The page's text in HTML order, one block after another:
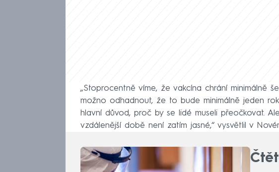
„Stoprocentně víme, že vakcína chrání minimálně
možno odhadnout, že to bude minimálně jeden
hlavní důvod, proč by se lidé museli přeočkovat.
vzdálenější době není zatím jasné,“ vysvětlil v